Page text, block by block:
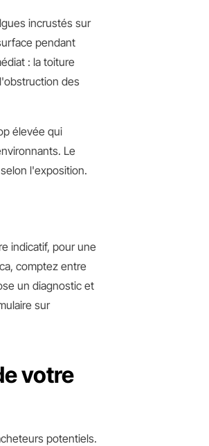
incrustés sur
pendant
: la toiture
des
élevée qui
Le
l'exposition.
indicatif, pour une
comptez entre
un diagnostic et
sur
votre
potentiels.